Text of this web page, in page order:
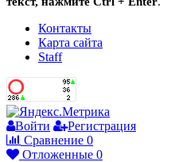
Контакты
Карта сайта
Staff
Войти
Регистрация
Сравнение 0
Отложенные 0